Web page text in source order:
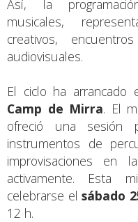
Así, la
musicales,
creativos,
audiovisuales.
El ciclo ha arrancado
Camp de Mirra. El
ofreció una sesión
instrumentos de
improvisaciones en
activamente. Esta
celebrarse elsábado
12 h.